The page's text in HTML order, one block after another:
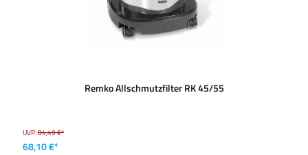
Remko Allschmutzfilter RK 45/55
UVP:84,49 €*
68,10 €*